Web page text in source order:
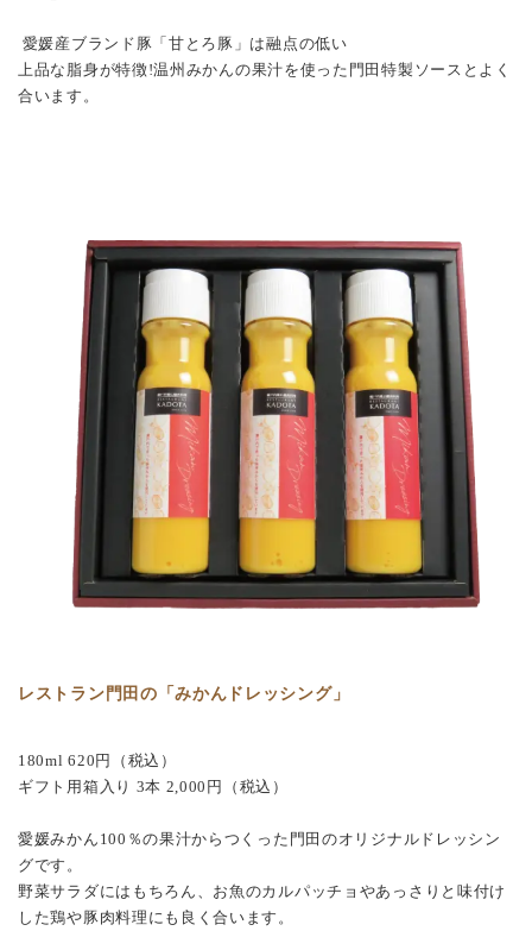
愛媛産ブランド豚「甘とろ豚」は融点の低い
上品な脂身が特徴!温州みかんの果汁を使った門田特製ソースとよく
合います。
レストラン門田の「みかんドレッシング」
180ml 620円（税込）
ギフト用箱入り 3本 2,000円（税込）
愛媛みかん100％の果汁からつくった門田のオリジナルドレッシン
グです。
野菜サラダにはもちろん、お魚のカルパッチョやあっさりと味付け
した鶏や豚肉料理にも良く合います。